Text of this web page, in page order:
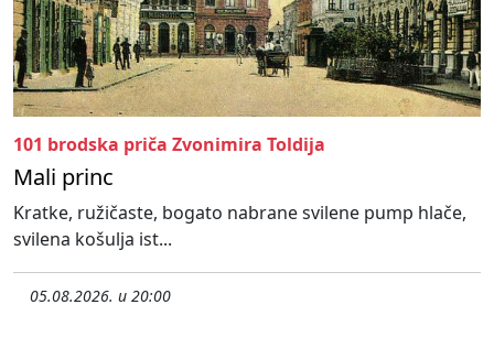
101 brodska priča Zvonimira Toldija
Mali princ
Kratke, ružičaste, bogato nabrane svilene pump hlače,
svilena košulja ist...
05.08.2026. u 20:00